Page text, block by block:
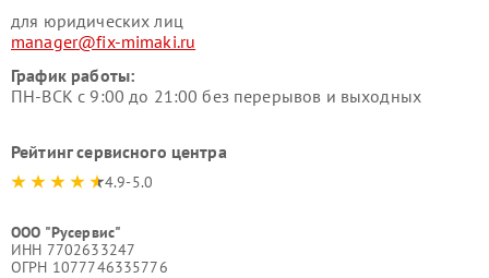
для юридических лиц
manager@fix-mimaki.ru
График работы:
ПН-ВСК с 9:00 до 21:00 без перерывов и выходных
Рейтинг сервисного центра
4.9-5.0
ООО "Русервис"
ИНН 7702633247
ОГРН 1077746335776